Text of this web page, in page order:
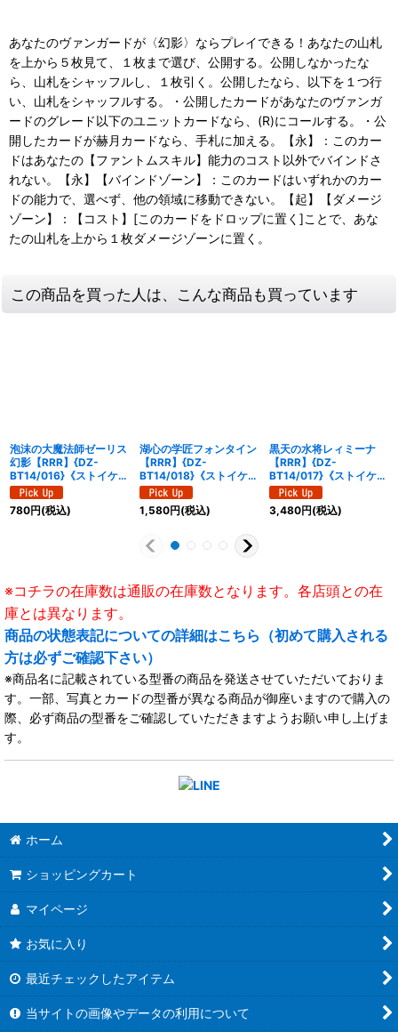
あなたのヴァンガードが〈幻影〉ならプレイできる！あなたの山札
を上から５枚見て、１枚まで選び、公開する。公開しなかったな
ら、山札をシャッフルし、１枚引く。公開したなら、以下を１つ行
い、山札をシャッフルする。・公開したカードがあなたのヴァンガ
ードのグレード以下のユニットカードなら、(R)にコールする。・公
開したカードが赫月カードなら、手札に加える。【永】：このカー
ドはあなたの【ファントムスキル】能力のコスト以外でバインドさ
れない。【永】【バインドゾーン】：このカードはいずれかのカー
ドの能力で、選べず、他の領域に移動できない。【起】【ダメージ
ゾーン】：【コスト】[このカードをドロップに置く]ことで、あな
たの山札を上から１枚ダメージゾーンに置く。
この商品を買った人は、こんな商品も買っています
泡沫の大魔法師ゼーリス
幻影【RRR】{DZ-
BT14/016}《ストイケイ
ア》
780円(税込)
湖心の学匠フォンタイン
【RRR】{DZ-
BT14/018}《ストイケイ
ア》
1,580円(税込)
黒天の水将レィミーナ
【RRR】{DZ-
BT14/017}《ストイケイ
ア》
3,480円(税込)
※コチラの在庫数は通販の在庫数となります。各店頭との在
庫とは異なります。
商品の状態表記についての詳細はこちら（初めて購入される
方は必ずご確認下さい）
※商品名に記載されている型番の商品を発送させていただいておりま
す。一部、写真とカードの型番が異なる商品が御座いますので購入の
際、必ず商品の型番をご確認していただきますようお願い申し上げま
す。
ホーム
ショッピングカート
マイページ
お気に入り
最近チェックしたアイテム
当サイトの画像やデータの利用について